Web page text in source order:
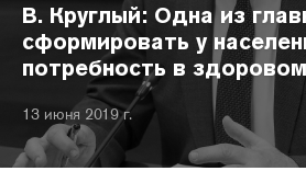
В. Круглый: Одна из
сформировать у
потребность в
13 июня 2019 г.